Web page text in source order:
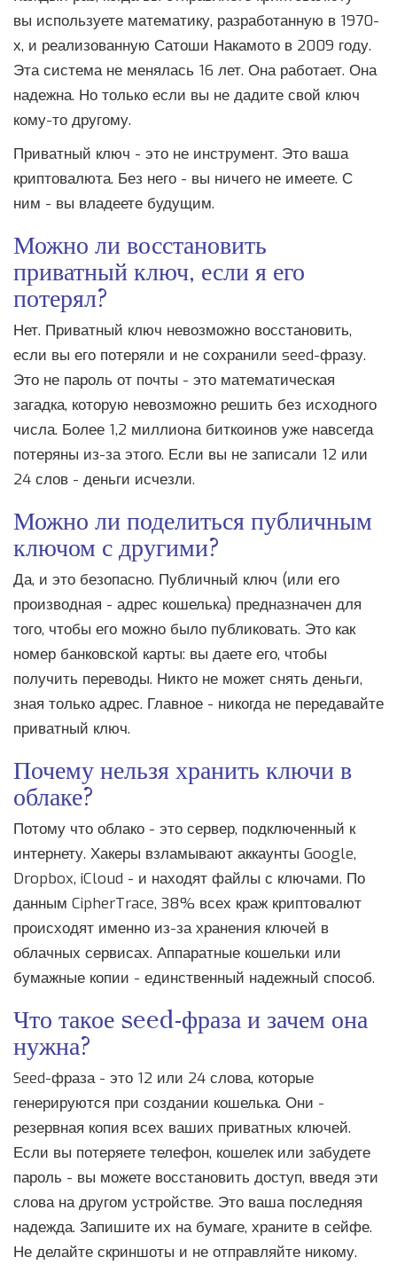
вы используете математику, разработанную в 1970-
х, и реализованную Сатоши Накамото в 2009 году.
Эта система не менялась 16 лет. Она работает. Она
надежна. Но только если вы не дадите свой ключ
кому-то другому.
Приватный ключ - это не инструмент. Это ваша
криптовалюта. Без него - вы ничего не имеете. С
ним - вы владеете будущим.
Можно ли восстановить
приватный ключ, если я его
потерял?
Нет. Приватный ключ невозможно восстановить,
если вы его потеряли и не сохранили seed-фразу.
Это не пароль от почты - это математическая
загадка, которую невозможно решить без исходного
числа. Более 1,2 миллиона биткоинов уже навсегда
потеряны из-за этого. Если вы не записали 12 или
24 слов - деньги исчезли.
Можно ли поделиться публичным
ключом с другими?
Да, и это безопасно. Публичный ключ (или его
производная - адрес кошелька) предназначен для
того, чтобы его можно было публиковать. Это как
номер банковской карты: вы даете его, чтобы
получить переводы. Никто не может снять деньги,
зная только адрес. Главное - никогда не передавайте
приватный ключ.
Почему нельзя хранить ключи в
облаке?
Потому что облако - это сервер, подключенный к
интернету. Хакеры взламывают аккаунты Google,
Dropbox, iCloud - и находят файлы с ключами. По
данным CipherTrace, 38% всех краж криптовалют
происходят именно из-за хранения ключей в
облачных сервисах. Аппаратные кошельки или
бумажные копии - единственный надежный способ.
Что такое seed-фраза и зачем она
нужна?
Seed-фраза - это 12 или 24 слова, которые
генерируются при создании кошелька. Они -
резервная копия всех ваших приватных ключей.
Если вы потеряете телефон, кошелек или забудете
пароль - вы можете восстановить доступ, введя эти
слова на другом устройстве. Это ваша последняя
надежда. Запишите их на бумаге, храните в сейфе.
Не делайте скриншоты и не отправляйте никому.